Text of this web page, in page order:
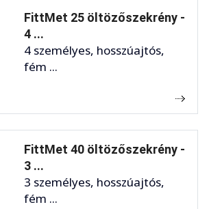
FittMet 25 öltözőszekrény -
4 ...
4 személyes, hosszúajtós,
fém ...
FittMet 40 öltözőszekrény -
3 ...
3 személyes, hosszúajtós,
fém ...